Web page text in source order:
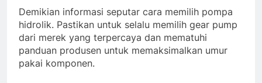
Demikian informasi seputar cara memilih pompa
hidrolik. Pastikan untuk selalu memilih gear pump
dari merek yang terpercaya dan mematuhi
panduan produsen untuk memaksimalkan umur
pakai komponen.